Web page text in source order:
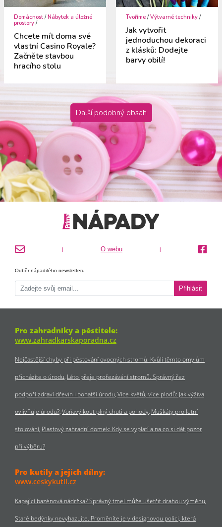
Domácnost / Nábytek a úložné
prostory /
Chcete mít doma své
vlastní Casino Royale?
Začněte stavbou
hracího stolu
Tvoříme /Výtvarné techniky /
Jak vytvořit
jednoduchou dekoraci
z klásků: Dodejte
barvy obilí!
Další podobný obsah
O webu
Odběr nápaditého newsletteru
Přihlásit
Pro zahradníky a pěstitele:
www.zahradkarskaporadna.cz
Nejčastější chyby při pěstování ovocných stromů: Kvůli těmto omylům
přicházíte o úrodu Léto přeje prořezávání stromů. Správný řez
podpoří zdraví dřevin i bohatší úrodu Více květů, více plodů: Jak výživa
ovlivňuje úrodu? Voňavý kout plný chuti a pohody Muškáty pro letní
stolování Plastový zahradní domek: Kdy se vyplatí a na co si dát pozor
při výběru?
Pro kutily a jejich dílny:
www.ceskykutil.cz
Kapající bazénová nádržka? Správný tmel může ušetřit drahou výměnu
Staré bedýnky nevyhazujte. Proměníte je v designovou polici, která